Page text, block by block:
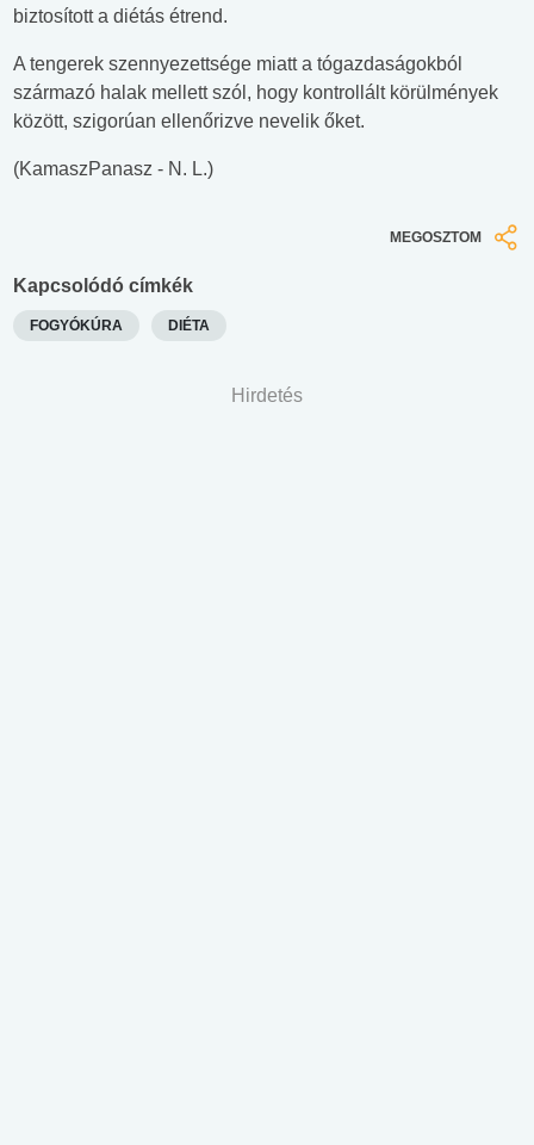
biztosított a diétás étrend.
A tengerek szennyezettsége miatt a tógazdaságokból
származó halak mellett szól, hogy kontrollált körülmények
között, szigorúan ellenőrizve nevelik őket.
(KamaszPanasz - N. L.)
MEGOSZTOM
Kapcsolódó címkék
FOGYÓKÚRA DIÉTA
Hirdetés